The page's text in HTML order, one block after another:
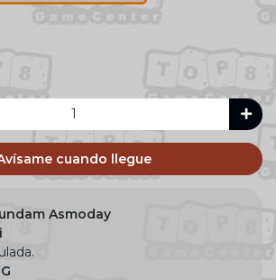
cuando llegue
Asmoday